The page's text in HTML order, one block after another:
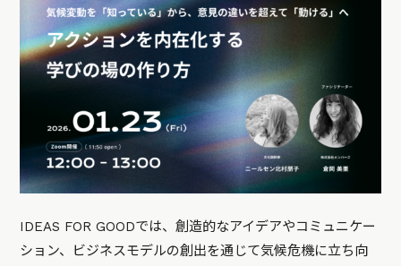
IDEAS FOR GOODでは、創造的なアイデアやコミュニケー
ション、ビジネスモデルの創出を通じて気候危機に立ち向